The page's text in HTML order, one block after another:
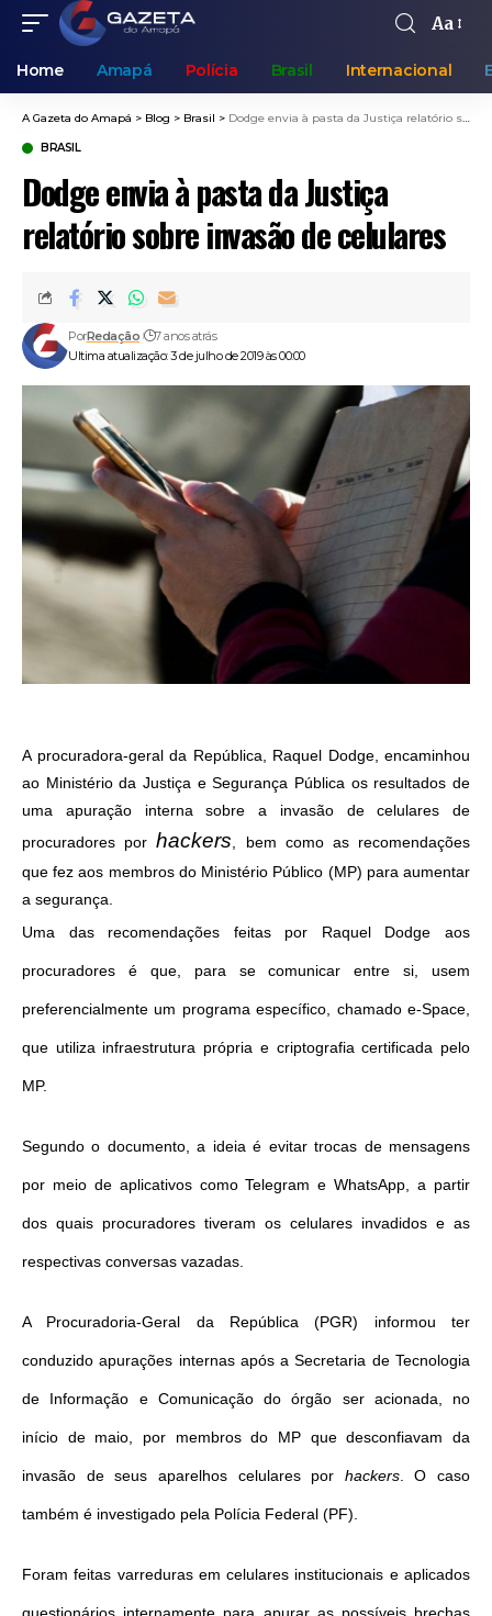
Aa
Home Amapá Polícia Brasil Internacional
A Gazeta do Amapá > Blog > Brasil > Dodge envia à pasta da Justiça relatório sobre invasão de celulares
BRASIL
Dodge envia à pasta da Justiça
relatório sobre invasão de celulares
Ultima atualização: 3 de julho de 2019 às 00:00
PorRedação 7 anos atrás
A procuradora-geral da República, Raquel Dodge, encaminhou
ao Ministério da Justiça e Segurança Pública os resultados de
uma apuração interna sobre a invasão de celulares de
procuradores porhackers, bem como as recomendações
que fez aos membros do Ministério Público (MP) para aumentar
a segurança.
Uma das recomendações feitas por Raquel Dodge aos
procuradores é que, para se comunicar entre si, usem
preferencialmente um programa específico, chamado e-Space,
que utiliza infraestrutura própria e criptografia certificada pelo
MP.
Segundo o documento, a ideia é evitar trocas de mensagens
por meio de aplicativos como Telegram e WhatsApp, a partir
dos quais procuradores tiveram os celulares invadidos e as
respectivas conversas vazadas.
A Procuradoria-Geral da República (PGR) informou ter
conduzido apurações internas após a Secretaria de Tecnologia
de Informação e Comunicação do órgão ser acionada, no
início de maio, por membros do MP que desconfiavamda
invasão de seus aparelhos celulares por hackers. O caso
também é investigado pela Polícia Federal (PF).
Foram feitas varreduras em celulares institucionais e aplicados